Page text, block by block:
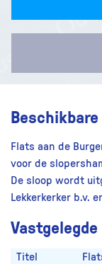
Flats aan de
voor de
De sloop wordt
Lekkerkerker b.v.
Titel